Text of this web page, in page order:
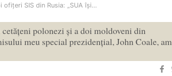
SIS din Rusia: „SUA își…
polonezi și a doi moldoveni din
meu special prezidențial, John Coale, am